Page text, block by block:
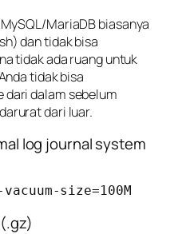
MariaDB biasanya
) dan tidak bisa
tidak ada ruang untuk
tidak bisa
dari dalam sebelum
dari luar.
log journal system
size=100M